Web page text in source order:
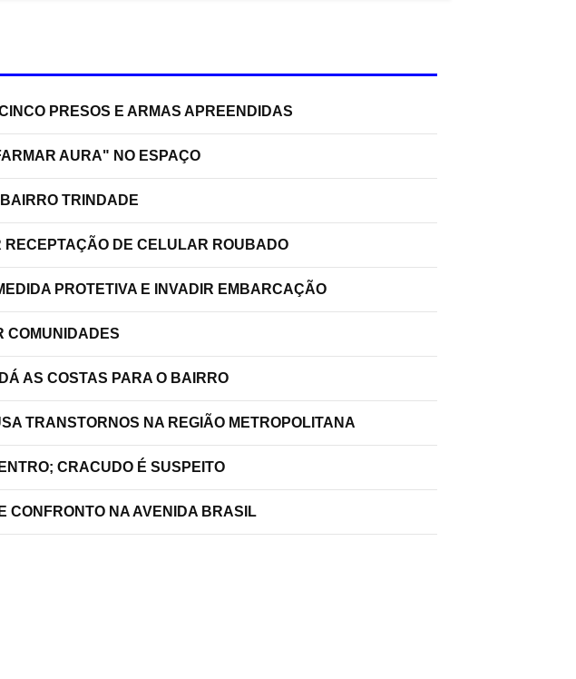
PRESOS E ARMAS APREENDIDAS
AURA" NO ESPAÇO
TRINDADE
RECEPTAÇÃO DE CELULAR ROUBADO
PROTETIVA E INVADIR EMBARCAÇÃO
COMUNIDADES
AS COSTAS PARA O BAIRRO
TRANSTORNOS NA REGIÃO METROPOLITANA
CRACUDO É SUSPEITO
CONFRONTO NA AVENIDA BRASIL